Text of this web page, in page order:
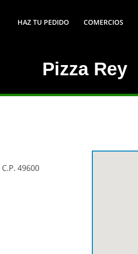
HAZ TU PEDIDO COMERCIOS
Pizza Rey
49600